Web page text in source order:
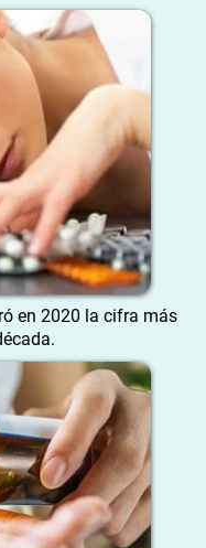
en 2020 la cifra más